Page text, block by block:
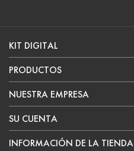
KIT DIGITAL
PRODUCTOS
NUESTRA EMPRESA
SU CUENTA
INFORMACIÓN DE LA TIENDA